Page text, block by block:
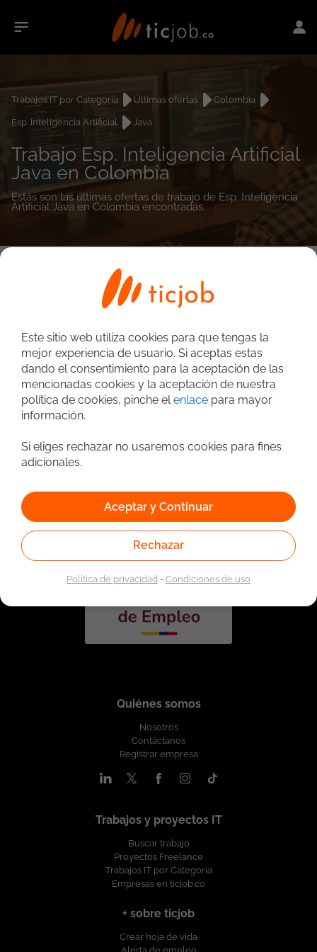
Trabajos IT por Categoría Últimas ofertas
Colombia
Esp. Inteligencia Artificial
Java
Trabajo Esp. Inteligencia Artificial
Java en Colombia
Estás son las últimas ofertas de trabajo de Esp. Inteligencia
Artificial Java en Colombia encontradas.
empleos encontrados
del Servicio Público de Empleo según Resolución No.
0026 del 17 de Enero de 2023,
Quiénes somos
Nosotros
Contáctanos
Registrar empresa
Trabajos y proyectos IT
Buscar trabajo
Proyectos Freelance
Trabajos IT por Categoría
Empresas en ticjob.co
+ sobre ticjob
Crear hoja de vida
Este sitio web utiliza cookies para que tengas la
mejor experiencia de usuario. Si aceptas estas
dando el consentimiento para la aceptación de las
mencionadas cookies y la aceptación de nuestra
política de cookies, pinche elenlace para mayor
información.
Si eliges rechazar no usaremos cookies para fines
adicionales.
Aceptar y Continuar
Rechazar
Política de privacidad-Condiciones de uso